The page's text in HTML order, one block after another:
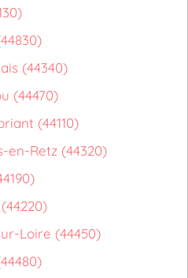
(44340)
(44470)
(44110)
en-Retz (44320)
Loire (44450)